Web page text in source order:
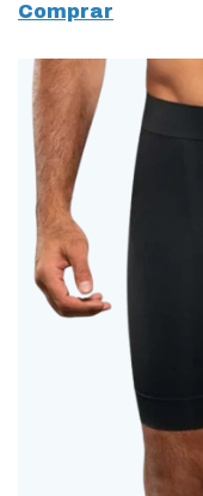
Comprar